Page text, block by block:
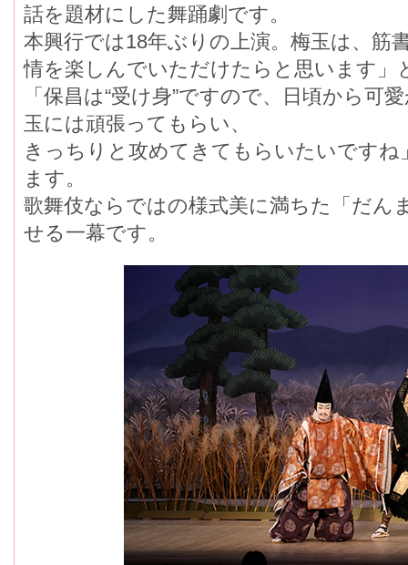
話を題材にした舞踊劇です。
本興行では18年ぶりの上演。梅玉は、筋
情を楽しんでいただけたらと思います」
「保昌は“受け身”ですので、日頃から可
玉には頑張ってもらい、
きっちりと攻めてきてもらいたいですね
ます。
歌舞伎ならではの様式美に満ちた「だん
せる一幕です。